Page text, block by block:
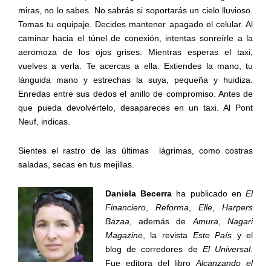
miras, no lo sabes. No sabrás si soportarás un cielo lluvioso.
Tomas tu equipaje. Decides mantener apagado el celular. Al
caminar hacia el túnel de conexión, intentas sonreírle a la
aeromoza de los ojos grises. Mientras esperas el taxi,
vuelves a verla. Te acercas a ella. Extiendes la mano, tu
lánguida mano y estrechas la suya, pequeña y huidiza.
Enredas entre sus dedos el anillo de compromiso. Antes de
que pueda devolvértelo, desapareces en un taxi. Al Pont
Neuf, indicas.
Sientes el rastro de las últimas
lágrimas, como costras
saladas, secas en tus mejillas.
Daniela Becerraha publicado enEl
Financiero, Reforma ,Elle ,Harpers
Bazaa , además de Amura ,Nagari
Magazine, la revista Este País y el
blog de corredores deEl Universal.
Fue editora del libroAlcanzando el